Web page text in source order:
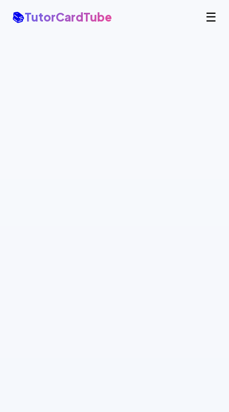
📚TutorCardTube ☰